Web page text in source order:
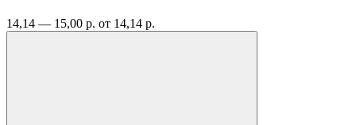
14,14 — 15,00 р. от 14,14 р.